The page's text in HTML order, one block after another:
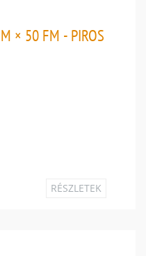
× 50 FM - PIROS
RÉSZLETEK